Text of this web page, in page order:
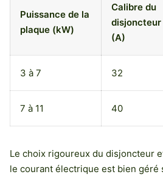
Puissance de la
plaque (kW)
Calibre du
disjoncteur
(A)
3 à 7 32
7 à 11 40
Le choix rigoureux du disjoncteur
le courant électrique est bien géré